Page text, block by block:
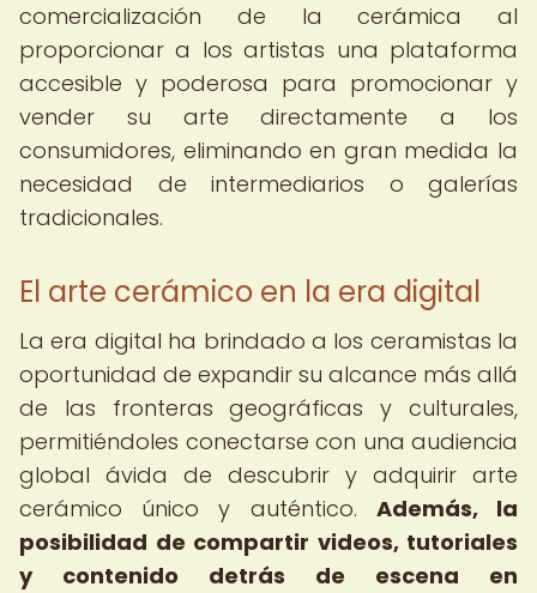
comercialización de la cerámica al
proporcionar a los artistas una plataforma
accesible y poderosa para promocionar y
vender su arte directamente a los
consumidores, eliminando en gran medida la
necesidad de intermediarios o galerías
tradicionales.
El arte cerámico en la era digital
La era digital ha brindado a los ceramistas la
oportunidad de expandir su alcance más allá
de las fronteras geográficas y culturales,
permitiéndoles conectarse con una audiencia
global ávida de descubrir y adquirir arte
cerámico único y auténtico. Además, la
posibilidad de compartir videos, tutoriales
y contenido detrás de escena en